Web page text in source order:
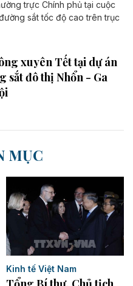
trực Chính phủ tại cuộc
sắt tốc độ cao trên trục
xuyên Tết tại dự án
sắt đô thị Nhổn - Ga
MỤC
Kinh tế Việt Nam